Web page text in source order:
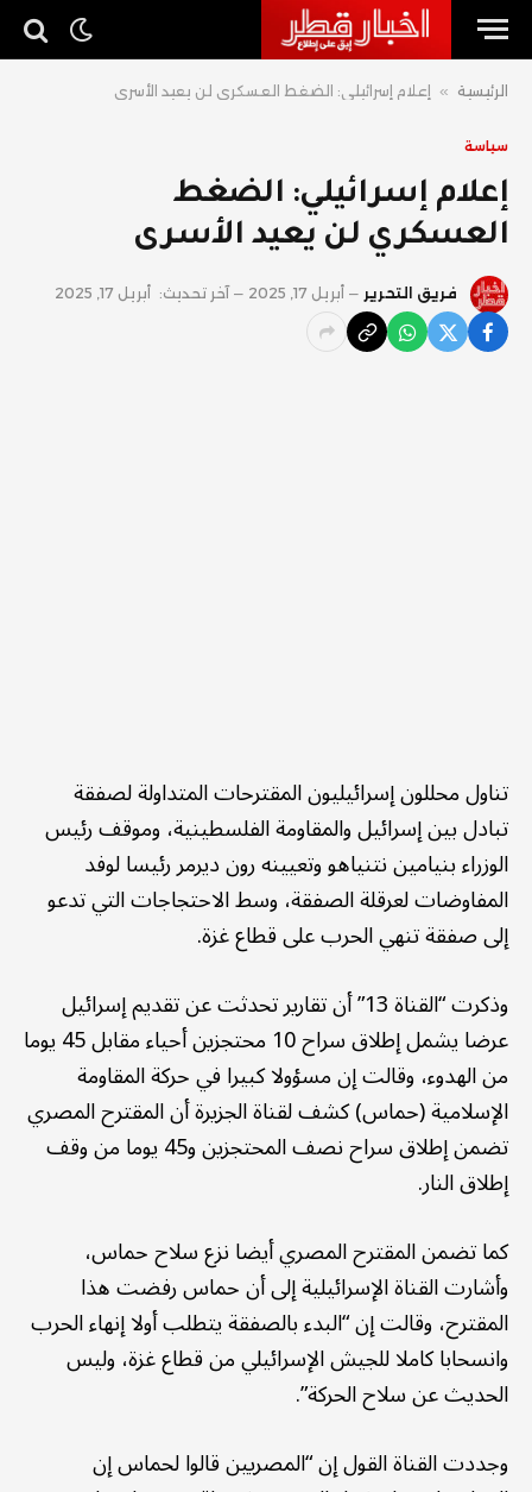
الرئيسية » إعلام إسرائيلي: الضغط العسكري لن يعيد الأسرى
سياسة
إعلام إسرائيلي: الضغط
العسكري لن يعيد الأسرى
فريق التحرير أبريل 17, 2025 آخر تحديث: أبريل 17, 2025
تناول محللون إسرائيليون المقترحات المتداولة لصفقة
تبادل بين إسرائيل والمقاومة الفلسطينية، وموقف رئيس
الوزراء بنيامين نتنياهو وتعيينه رون ديرمر رئيسا لوفد
المفاوضات لعرقلة الصفقة، وسط الاحتجاجات التي تدعو
إلى صفقة تنهي الحرب على قطاع غزة.
وذكرت “القناة 13” أن تقارير تحدثت عن تقديم إسرائيل
عرضا يشمل إطلاق سراح 10 محتجزين أحياء مقابل 45 يوما
من الهدوء، وقالت إن مسؤولا كبيرا في حركة المقاومة
الإسلامية (حماس) كشف لقناة الجزيرة أن المقترح المصري
تضمن إطلاق سراح نصف المحتجزين و45 يوما من وقف
إطلاق النار.
كما تضمن المقترح المصري أيضا نزع سلاح حماس،
وأشارت القناة الإسرائيلية إلى أن حماس رفضت هذا
المقترح، وقالت إن “البدء بالصفقة يتطلب أولا إنهاء الحرب
وانسحابا كاملا للجيش الإسرائيلي من قطاع غزة، وليس
الحديث عن سلاح الحركة”.
وجددت القناة القول إن “المصريين قالوا لحماس إن